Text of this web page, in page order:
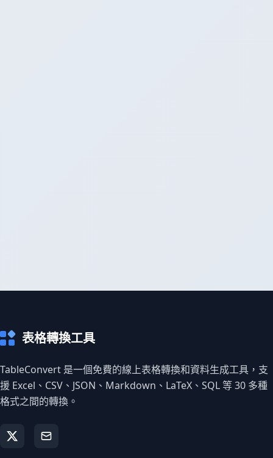
表格轉換工具
TableConvert 是一個免費的線上表格轉換和資料生成工具，支
援 Excel、CSV、JSON、Markdown、LaTeX、SQL 等 30 多種
格式之間的轉換。